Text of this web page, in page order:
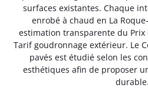
surfaces existantes. Chaque
enrobé à chaud en La
estimation transparente du Prix
Tarif goudronnage extérieur. Le
pavés est étudié selon les
esthétiques afin de proposer
durable.